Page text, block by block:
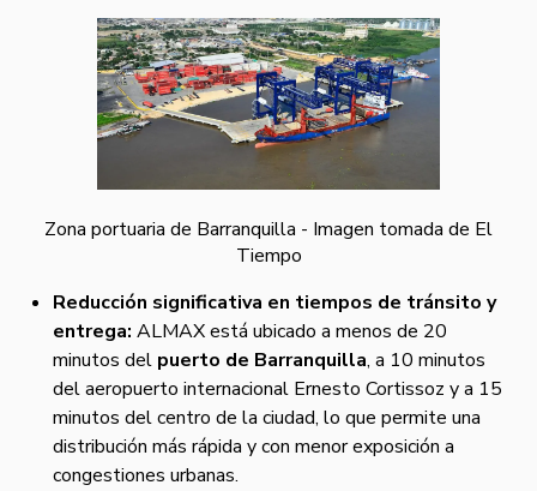
Zona portuaria de Barranquilla - Imagen tomada de El
Tiempo
Reducción significativa en tiempos de tránsito y
entrega: ALMAX está ubicado a menos de 20
minutos del puerto de Barranquilla, a 10 minutos
del aeropuerto internacional Ernesto Cortissoz y a 15
minutos del centro de la ciudad, lo que permite una
distribución más rápida y con menor exposición a
congestiones urbanas.